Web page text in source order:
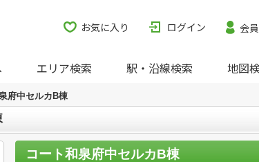
お気に入り ログイン 会
エリア検索 駅・沿線検索 地図
府中セルカB棟
コート和泉府中セルカB棟